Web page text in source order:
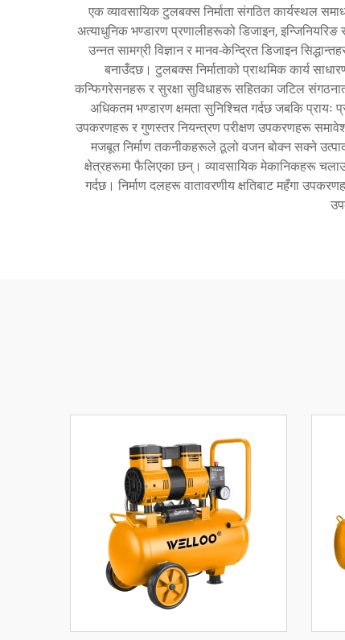
एक व्यावसायिक टुलबक्स निर्माता संगठित कार्यस्थल
अत्याधुनिक भण्डारण प्रणालीहरूको डिजाइन, इन्जिनियरिङ
उन्नत सामग्री विज्ञान र मानव-केन्द्रित डिजाइन
बनाउँदछ। टुलबक्स निर्माताको प्राथमिक कार्य
कन्फिगरेसनहरू र सुरक्षा सुविधाहरू सहितका जटिल
अधिकतम भण्डारण क्षमता सुनिश्चित गर्दछ जबकि
उपकरणहरू र गुणस्तर नियन्त्रण परीक्षण उपकरणहरू समावेश
मजबूत निर्माण तकनीकहरूले ठूलो वजन बोक्न सक्ने
क्षेत्रहरूमा फैलिएका छन्। व्यावसायिक मेकानिकहरू
गर्दछ। निर्माण दलहरू वातावरणीय क्षतिबाट महँगा